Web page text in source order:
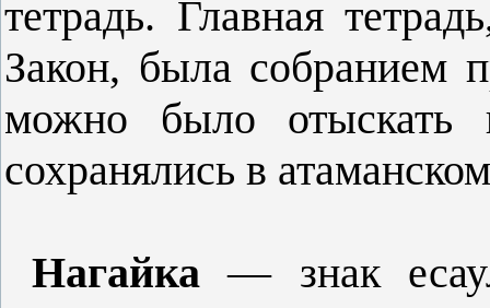
тетрадь. Главная
Закон, была собранием
можно было отыскать
сохранялись в
Нагайка— знак